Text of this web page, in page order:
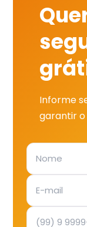
Informe
garantir o